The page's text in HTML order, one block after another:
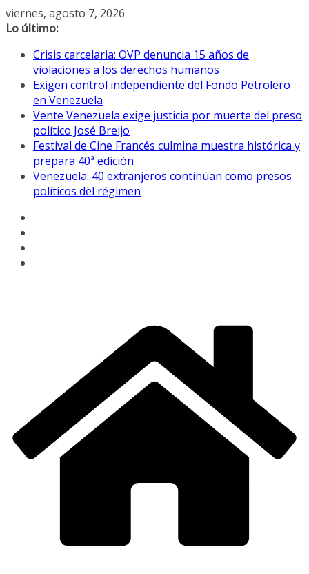
Saltar
al
viernes, agosto 7, 2026
Lo último:
Crisis carcelaria: OVP denuncia 15 años de
violaciones a los derechos humanos
Exigen control independiente del Fondo Petrolero
en Venezuela
Vente Venezuela exige justicia por muerte del preso
político José Breijo
Festival de Cine Francés culmina muestra histórica y
prepara 40ª edición
Venezuela: 40 extranjeros continúan como presos
políticos del régimen